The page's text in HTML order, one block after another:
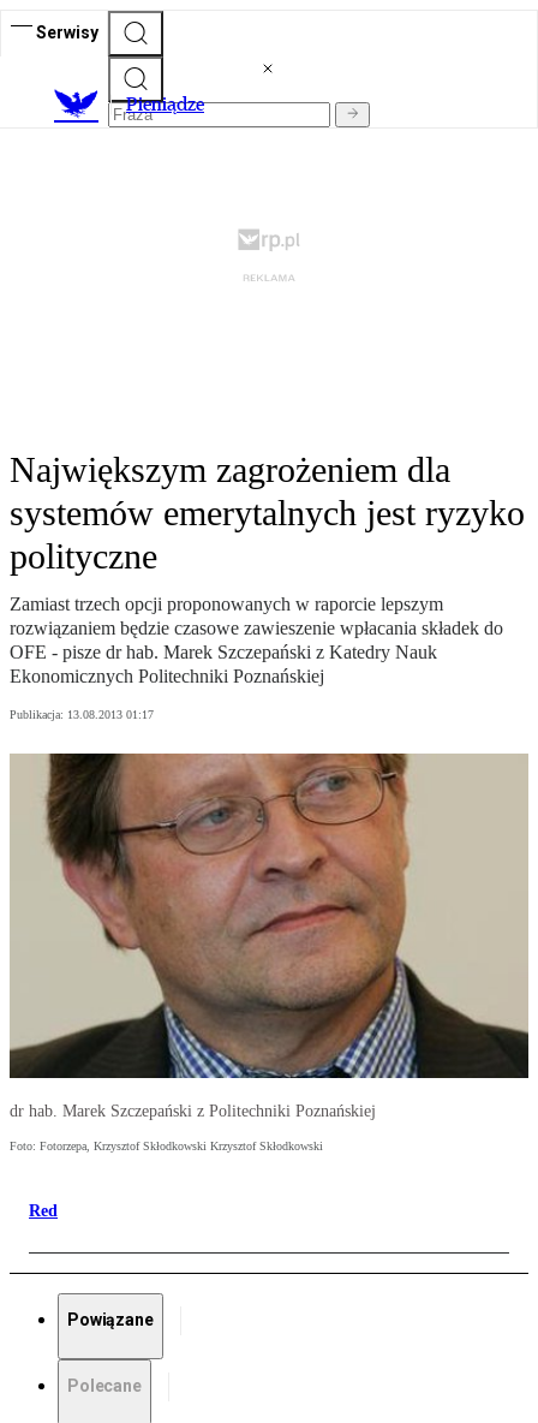
Serwisy
Pieniądze
Największym zagrożeniem dla
systemów emerytalnych jest ryzyko
polityczne
Zamiast trzech opcji proponowanych w raporcie lepszym
rozwiązaniem będzie czasowe zawieszenie wpłacania składek do
OFE - pisze dr hab. Marek Szczepański z Katedry Nauk
Ekonomicznych Politechniki Poznańskiej
Publikacja: 13.08.2013 01:17
dr hab. Marek Szczepański z Politechniki Poznańskiej
Foto: Fotorzepa, Krzysztof Skłodkowski Krzysztof Skłodkowski
Red
Powiązane
Polecane